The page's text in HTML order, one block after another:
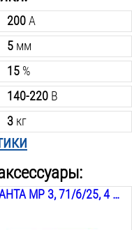
200А
5мм
15%
140-220В
3кг
20А
1.6мм
IP21S
РЕСАНТА МР 3, 71/6/25, 4 ММ, 3 КГ